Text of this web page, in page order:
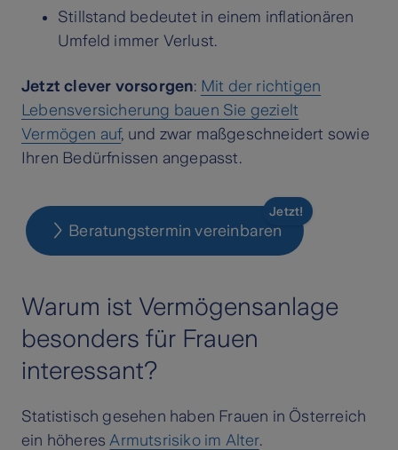
Stillstand bedeutet in einem inflationären
Umfeld immer Verlust.
Jetzt clever vorsorgen: Mit der richtigen
Lebensversicherung bauen Sie gezielt
Vermögen auf, und zwar maßgeschneidert sowie
Ihren Bedürfnissen angepasst.
Beratungstermin vereinbaren
Jetzt!
Warum ist Vermögensanlage
besonders für Frauen
interessant?
Statistisch gesehen haben Frauen in Österreich
ein höheres Armutsrisiko im Alter.